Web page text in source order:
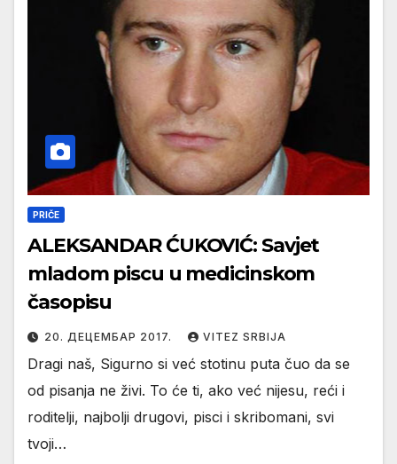
PRIČE
ALEKSANDAR ĆUKOVIĆ: Savjet
mladom piscu u medicinskom
časopisu
20. ДЕЦЕМБАР 2017. VITEZ SRBIJA
Dragi naš, Sigurno si već stotinu puta čuo da se
od pisanja ne živi. To će ti, ako već nijesu, reći i
roditelji, najbolji drugovi, pisci i skribomani, svi
tvoji…